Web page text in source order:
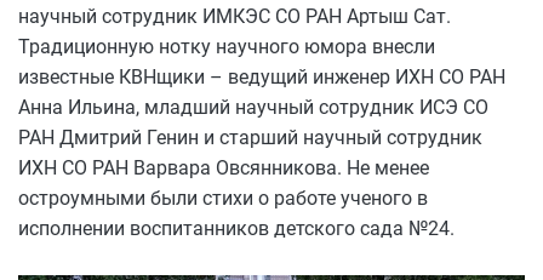
научный сотрудник ИМКЭС СО РАН Артыш Сат.
Традиционную нотку научного юмора внесли
известные КВНщики – ведущий инженер ИХН СО РАН
Анна Ильина, младший научный сотрудник ИСЭ СО
РАН Дмитрий Генин и старший научный сотрудник
ИХН СО РАН Варвара Овсянникова. Не менее
остроумными были стихи о работе ученого в
исполнении воспитанников детского сада №24.